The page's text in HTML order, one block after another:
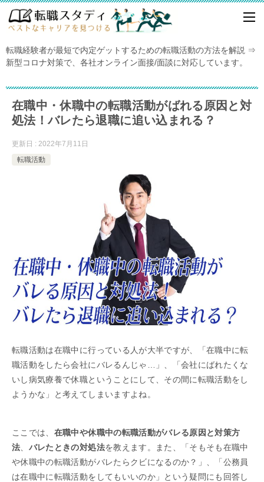
転職経験者が最短で内定ゲットするための転職活動の方法を解説 ⇒
新型コロナ対策で、各社オンライン面接/面談に対応しています。
在職中・休職中の転職活動がばれる原因と対
処法！バレたら退職に追い込まれる？
更新日 : 2022年7月11日
転職活動
転職活動は在職中に行っている人が大半ですが、「在職中に転
職活動をしたら会社にバレるんじゃ…」、「会社にばれたくな
いし病気療養で休職ということにして、その間に転職活動をし
ようかな」と考えてしまいますよね。
ここでは、 在職中や休職中の転職活動がバレる原因と対策方
法、 バレたときの対処法を教えます。また、「そもそも在職中
や休職中の転職活動がバレたらクビになるのか？」、「公務員
は在職中に転職活動をしてもいいのか」という疑問にも回答し